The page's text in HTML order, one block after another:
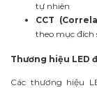
tự nhiên
CCT
theo mục đích
Thương hiệu LED
Các thương hiệu